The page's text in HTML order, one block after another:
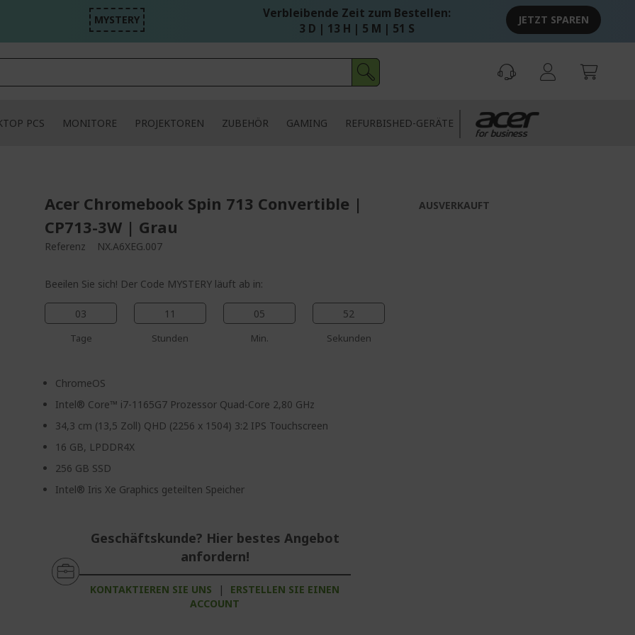
MYSTERY
Verbleibende Zeit zum Bestellen:
3 D | 13 H | 5 M | 50 S
JETZT SPAREN
PCS MONITORE PROJEKTOREN ZUBEHÖR GAMING REFURBISHED-GERÄTE
Acer Chromebook Spin 713 Convertible |
CP713-3W | Grau
Referenz NX.A6XEG.007
Beeilen Sie sich! Der Code MYSTERY läuft ab in:
03
Tage
11
Stunden
05
Min.
51
Sekunden
ChromeOS
Intel® Core™ i7-1165G7 Prozessor Quad-Core 2,80 GHz
34,3 cm (13,5 Zoll) QHD (2256 x 1504) 3:2 IPS Touchscreen
16 GB, LPDDR4X
256 GB SSD
Intel® Iris Xe Graphics geteilten Speicher
Geschäftskunde? Hier bestes Angebot
anfordern!
KONTAKTIEREN SIE UNS |
ERSTELLEN SIE EINEN
ACCOUNT
AUSVERKAUFT